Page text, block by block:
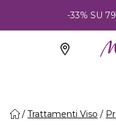
-33% SU
Trattamenti Viso